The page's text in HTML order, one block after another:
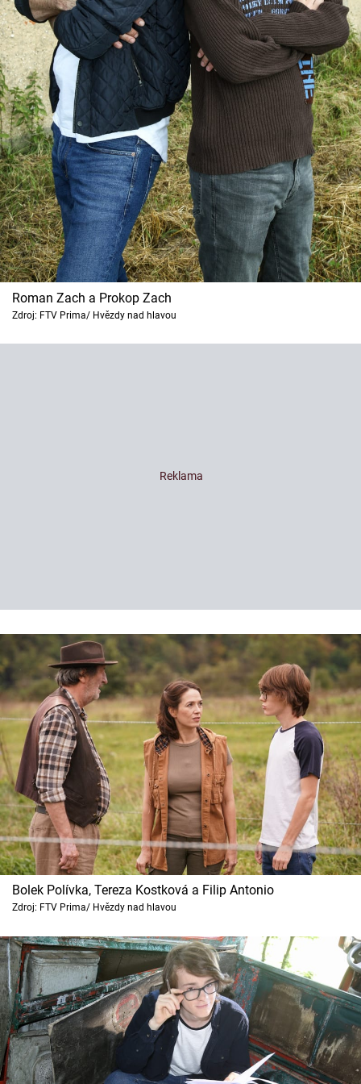
Roman Zach a Prokop Zach
Zdroj: FTV Prima/ Hvězdy nad hlavou
Bolek Polívka, Tereza Kostková a Filip Antonio
Zdroj: FTV Prima/ Hvězdy nad hlavou